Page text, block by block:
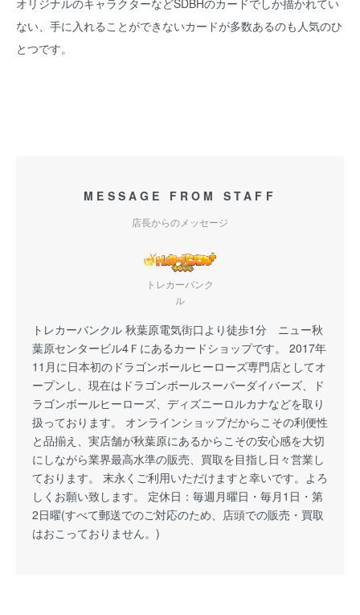
オリジナルのキャラクターなどSDBHのカードでしか描かれてい
ない、手に入れることができないカードが多数あるのも人気のひ
とつです。
MESSAGE FROM STAFF
店長からのメッセージ
トレカーバンク
ル
トレカーバンクル 秋葉原電気街口より徒歩1分 ニュー秋
葉原センタービル4Ｆにあるカードショップです。 2017年
11月に日本初のドラゴンボールヒーローズ専門店としてオ
ープンし、現在はドラゴンボールスーパーダイバーズ、ド
ラゴンボールヒーローズ、ディズニーロルカナなどを取り
扱っております。 オンラインショップだからこその利便性
と品揃え、実店舗が秋葉原にあるからこその安心感を大切
にしながら業界最高水準の販売、買取を目指し日々営業し
ております。 末永くご利用いただけますと幸いです。よろ
しくお願い致します。 定休日：毎週月曜日・毎月1日・第
2日曜(すべて郵送でのご対応のため、店頭での販売・買取
はおこっておりません。)